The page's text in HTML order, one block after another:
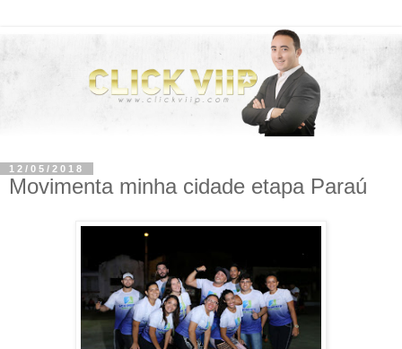
12/05/2018
Movimenta minha cidade etapa Paraú